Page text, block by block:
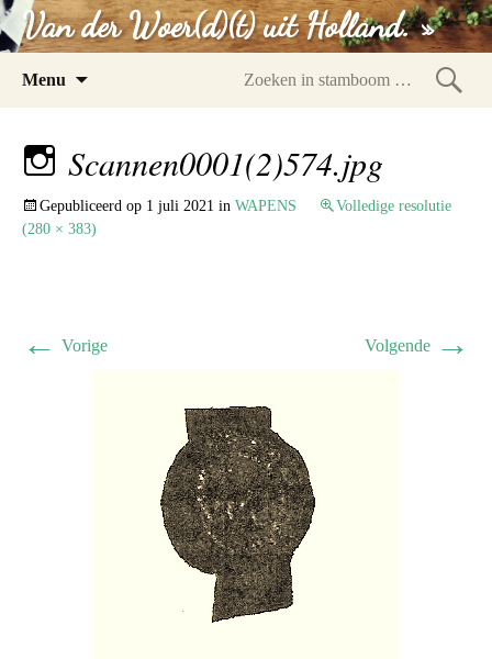
Van der Woer(d)(t) uit Holland. »
Menu
Scannen0001(2)574.jpg
Gepubliceerd op 1 juli 2021 in WAPENS
Volledige resolutie
(280 × 383)
← Vorige Volgende →